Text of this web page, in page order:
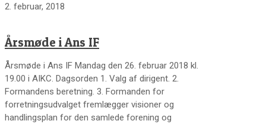
2. februar, 2018
Årsmøde i Ans IF
Årsmøde i Ans IF Mandag den 26. februar 2018 kl.
19.00 i AIKC. Dagsorden 1. Valg af dirigent. 2.
Formandens beretning. 3. Formanden for
forretningsudvalget fremlægger visioner og
handlingsplan for den samlede forening og